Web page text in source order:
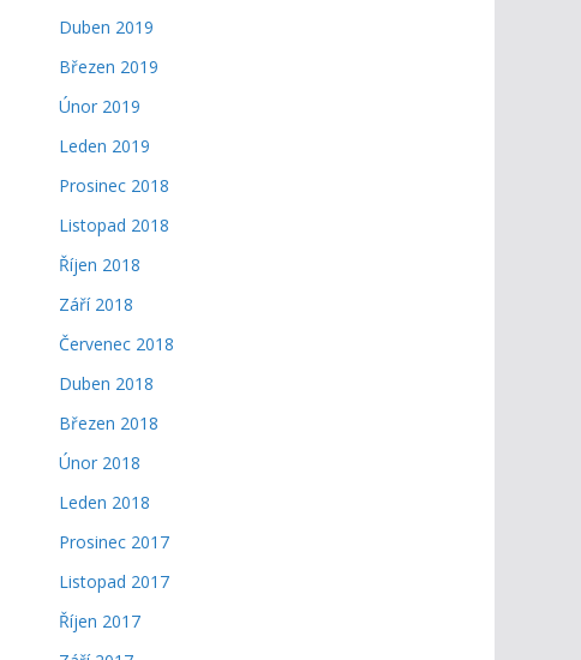
Duben 2019
Březen 2019
Únor 2019
Leden 2019
Prosinec 2018
Listopad 2018
Říjen 2018
Září 2018
Červenec 2018
Duben 2018
Březen 2018
Únor 2018
Leden 2018
Prosinec 2017
Listopad 2017
Říjen 2017